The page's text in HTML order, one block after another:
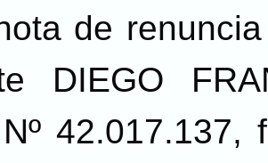
de
DIEGO